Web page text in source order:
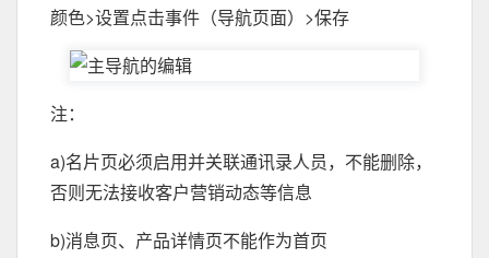
颜色>设置点击事件（导航页面）>保存
注：
a)名片页必须启用并关联通讯录人员，不能删除，
否则无法接收客户营销动态等信息
b)消息页、产品详情页不能作为首页